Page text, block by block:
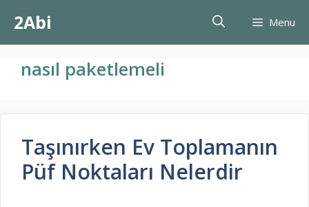
atla2Abi Menu
nasıl paketlemeli
Taşınırken Ev Toplamanın
Püf Noktaları Nelerdir